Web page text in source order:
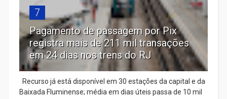
7
Pagamento de passagem por Pix
registra mais de 211 mil transações
em 24 dias nos trens do RJ
Recurso já está disponível em 30 estações da capital e da
Baixada Fluminense; média em dias úteis passa de 10 mil